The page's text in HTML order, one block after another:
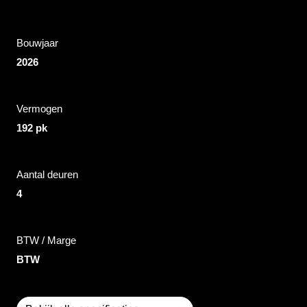
Bouwjaar
2026
Vermogen
192 pk
Aantal deuren
4
BTW / Marge
BTW